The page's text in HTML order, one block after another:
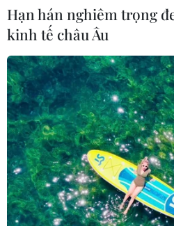
Hạn hán nghiêm trọng
kinh tế châu Âu